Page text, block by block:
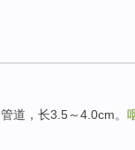
道，长3.5～4.0cm。